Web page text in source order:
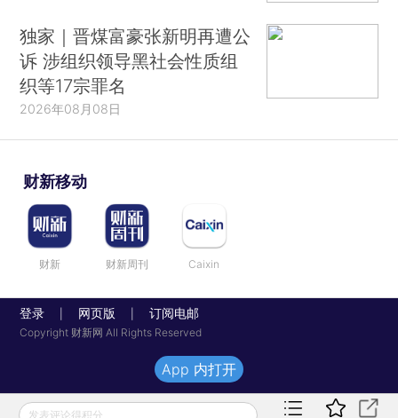
独家｜晋煤富豪张新明再遭公
诉 涉组织领导黑社会性质组
织等17宗罪名
2026年08月08日
财新移动
财新 财新周刊 Caixin
登录 网页版 订阅电邮
Copyright 财新网 All Rights Reserved
发表评论得积分
App 内打开